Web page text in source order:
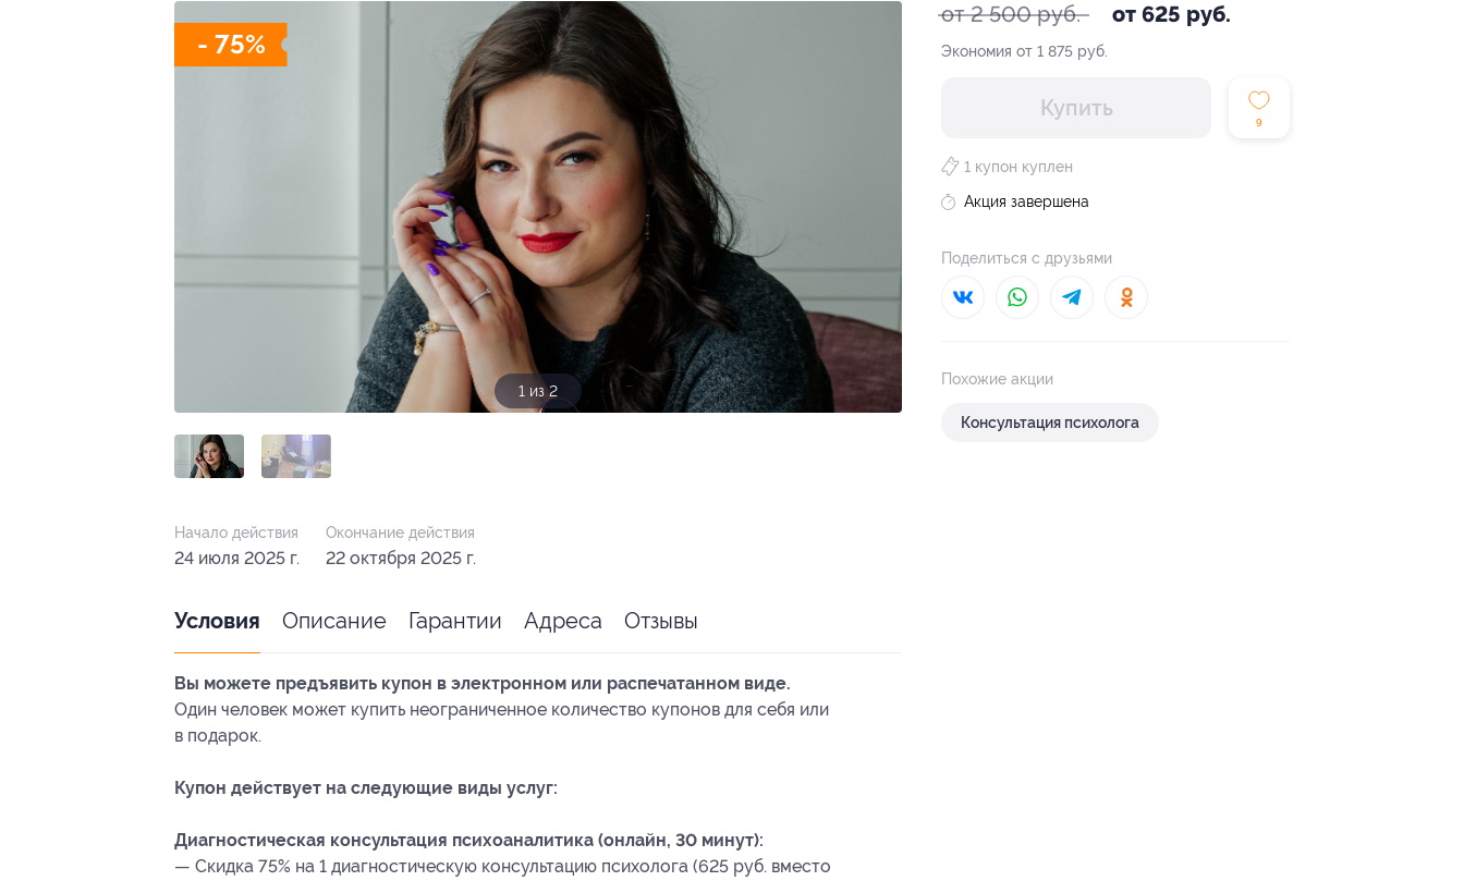
- 75%
1 из 2
от 2 500 руб. от 625 руб.
Экономия от 1 875 руб.
Купить
9
1 купон куплен
Акция завершена
Поделиться с друзьями
Похожие акции
Консультация психолога
Начало действия
24 июля 2025 г.
Окончание действия
22 октября 2025 г.
Условия Описание Гарантии Адреса Отзывы
Вы можете предъявить купон в электронном или распечатанном виде.
Один человек может купить неограниченное количество купонов для себя или
в подарок.
Купон действует на следующие виды услуг:
Диагностическая консультация психоаналитика (онлайн, 30 минут):
— Скидка 75% на 1 диагностическую консультацию психолога (625 руб. вместо